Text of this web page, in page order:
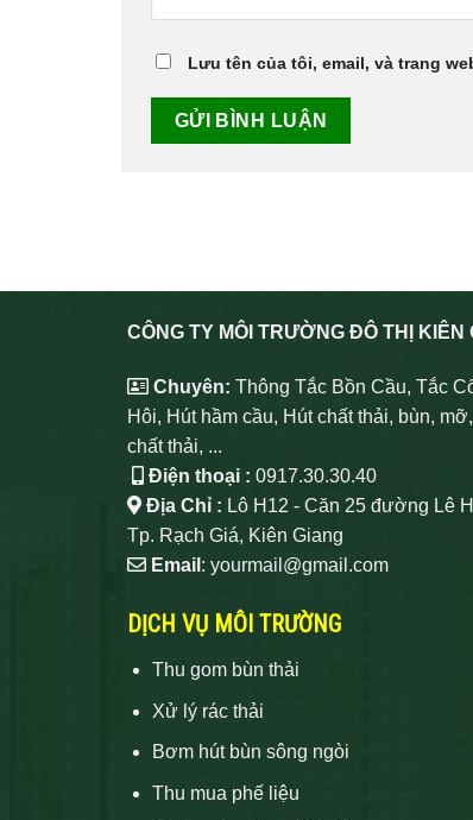
Lưu tên của tôi, email, và trang
CÔNG TY MÔI TRƯỜNG ĐÔ THỊ KIÊN
Chuyên: Thông Tắc Bồn Cầu, Tắc
Hôi, Hút hầm cầu, Hút chất thải, bùn,
chất thải, ...
Điện thoại : 0917.30.30.40
Địa Chỉ : Lô H12 - Căn 25 đường Lê
Tp. Rạch Giá, Kiên Giang
Email : yourmail@gmail.com
DỊCH VỤ MÔI TRƯỜNG
Thu gom bùn thải
Xử lý rác thải
Bơm hút bùn sông ngòi
Thu mua phế liệu